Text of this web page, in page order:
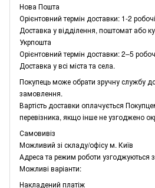
Нова Пошта
Орієнтовний термін доставки: 1-2
Доставка у відділення, поштомат або
Укрпошта
Орієнтовний термін доставки: 2–5
Доставка у всі міста та села.
Покупець може обрати зручну службу
замовлення.
Вартість доставки оплачується
перевізника, якщо інше не узгоджено
Самовивіз
Можливий зі складу/офісу м. Київ
Адреса та режим роботи узгоджуються
Можливі варіанти:
Накладений платіж